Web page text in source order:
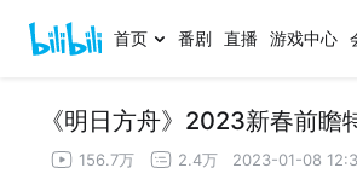
首页 番剧 直播 游戏中心
《明日方舟》2023新春前瞻
156.7万 2.4万 2023-01-08